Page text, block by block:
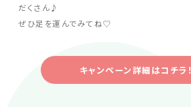
だくさん♪
ぜひ足を運んでみてね♡
キャンペーン詳細はコチラ！